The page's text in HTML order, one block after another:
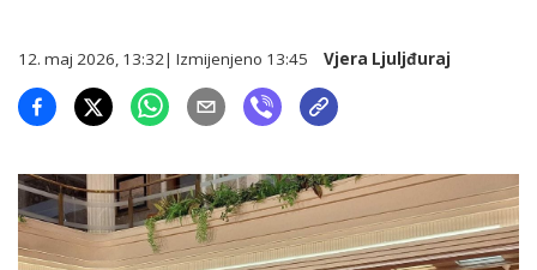
12. maj 2026, 13:32| Izmijenjeno 13:45 Vjera Ljuljđuraj